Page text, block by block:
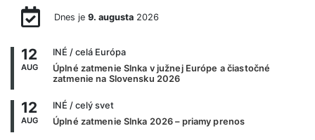
Dnes je 9. augusta2026
12
AUG
INÉ / celá Európa
Úplné zatmenie Slnka v južnej Európe a čiastočné
zatmenie na Slovensku 2026
12
AUG
INÉ / celý svet
Úplné zatmenie Slnka 2026 – priamy prenos